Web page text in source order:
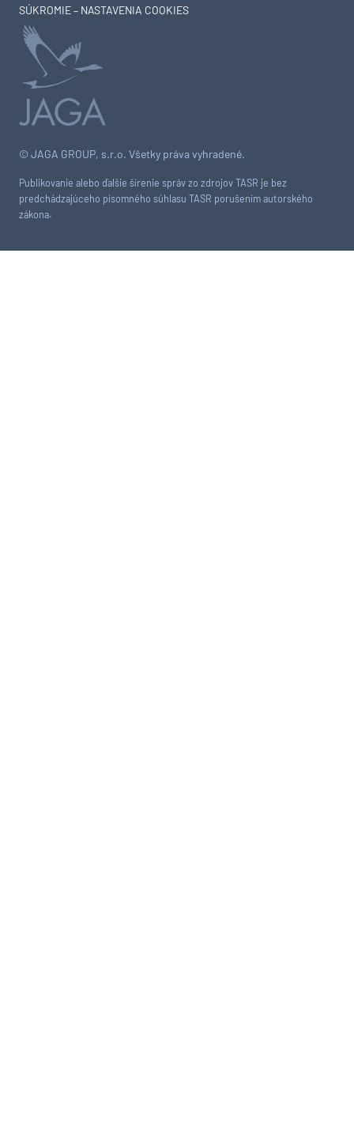
© JAGA GROUP, s.r.o. Všetky práva vyhradené.
Publikovanie alebo ďalšie šírenie správ zo zdrojov TASR je bez
predchádzajúceho písomného súhlasu TASR porušením autorského
zákona.
SÚKROMIE – NASTAVENIA COOKIES